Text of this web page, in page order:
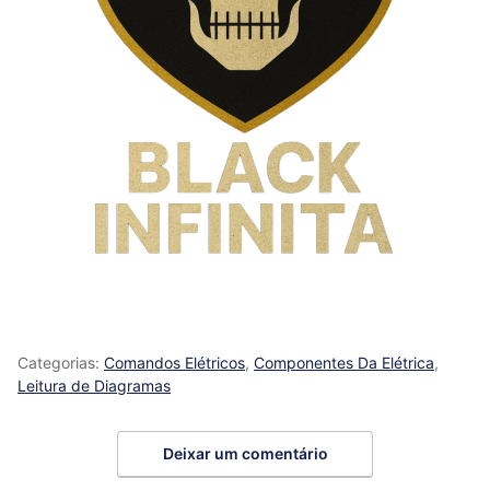
Categorias: Comandos Elétricos, Componentes Da Elétrica,
Leitura de Diagramas
Deixar um comentário